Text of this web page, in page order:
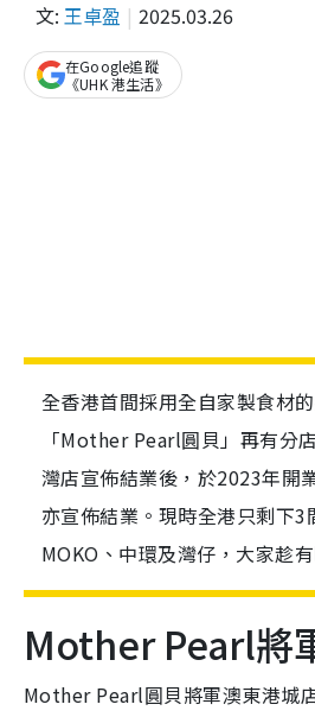
文: 王卓盈 2025.03.26
在Google追蹤
《UHK 港生活》
全香港首間採用全自家製食材
「Mother Pearl圓貝」再有分
灣店宣佈結業後，於2023年開
亦宣佈結業。現時全港只剩下3
MOKO、中環及灣仔，大家趁
Mother Pearl將
Mother Pearl圓貝將軍澳東港城